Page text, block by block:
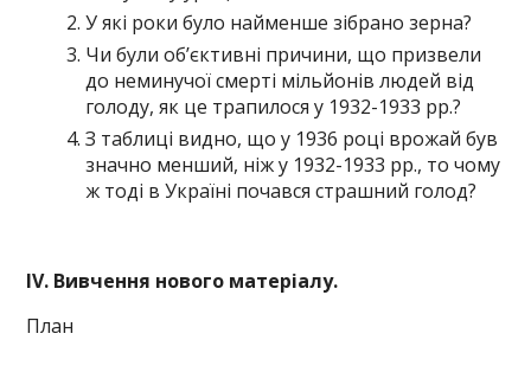
У які роки було найменше зібрано зерна?
Чи були об’єктивні причини, що призвели
до неминучої смерті мільйонів людей від
голоду, як це трапилося у 1932-1933 рр.?
З таблиці видно, що у 1936 році врожай був
значно менший, ніж у 1932-1933 рр., то чому
ж тоді в Україні почався страшний голод?
ІV. Вивчення нового матеріалу.
План